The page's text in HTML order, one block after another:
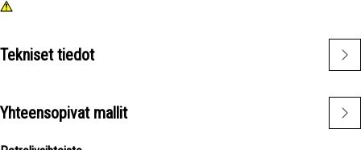
recess using specialized pliers or tools. Once in place, the
of the groove, creating secure retention.
• Withstand the forces and operating conditions.
• Corrosion resistance and compatibility.
Tekniset tiedot
Yhteensopivat mallit